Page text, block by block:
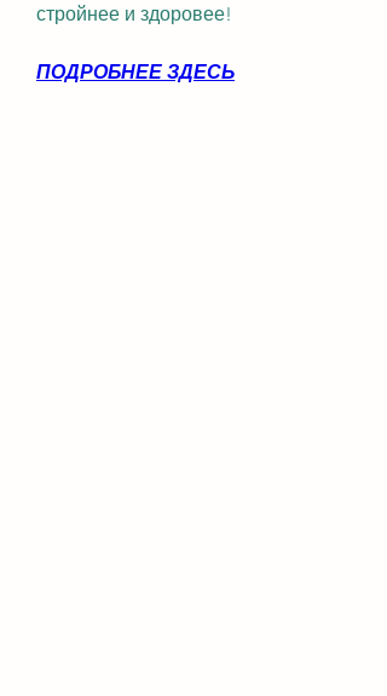
стройнее и здоровее!
ПОДРОБНЕЕ ЗДЕСЬ